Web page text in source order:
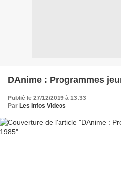
DAnime : Programmes
Publié le 27/12/2019 à 13:33
Par Les Infos Videos